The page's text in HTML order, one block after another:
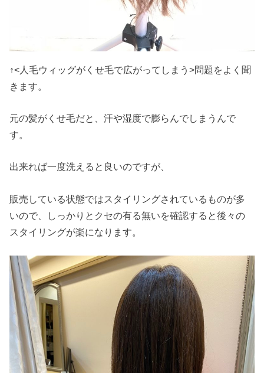
↑<人毛ウィッグがくせ毛で広がってしまう>問題をよく聞
きます。
元の髪がくせ毛だと、汗や湿度で膨らんでしまうんで
す。
出来れば一度洗えると良いのですが、
販売している状態ではスタイリングされているものが多
いので、しっかりとクセの有る無いを確認すると後々の
スタイリングが楽になります。